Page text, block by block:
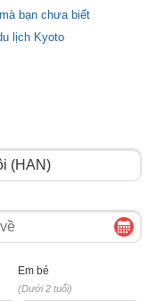
bạn chưa biết
lịch Kyoto
Em bé
(Dưới 2 tuổi)